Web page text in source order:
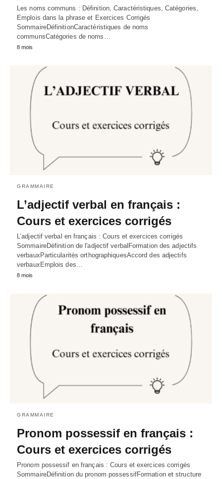
Les noms communs : Définition, Caractéristiques, Catégories,
Emplois dans la phrase et Exercices Corrigés
SommaireDéfinitionCaractéristiques de noms
communsCatégories de noms…
8 mois
GRAMMAIRE
L’adjectif verbal en français :
Cours et exercices corrigés
L’adjectif verbal en français : Cours et exercices corrigés
SommaireDéfinition de l'adjectif verbalFormation des adjectifs
verbauxParticularités orthographiquesAccord des adjectifs
verbauxEmplois des…
8 mois
GRAMMAIRE
Pronom possessif en français :
Cours et exercices corrigés
Pronom possessif en français : Cours et exercices corrigés
SommaireDéfinition du pronom possessifFormation et structure